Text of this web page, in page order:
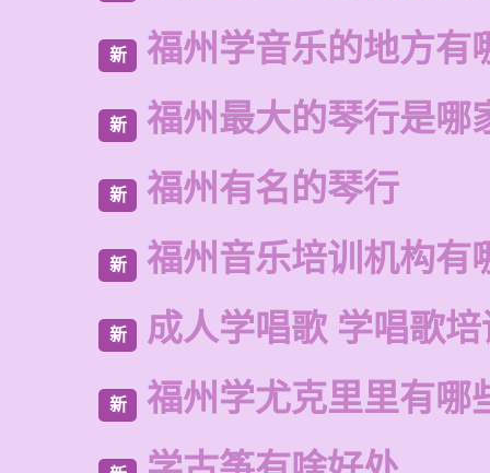
新 福州学音乐的地方有
新 福州最大的琴行是哪
新 福州有名的琴行
新 福州音乐培训机构有
新 成人学唱歌 学唱歌培
新 福州学尤克里里有哪